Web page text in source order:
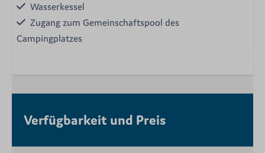
Wasserkessel
Zugang zum Gemeinschaftspool des
Campingplatzes
Verfügbarkeit und Preis